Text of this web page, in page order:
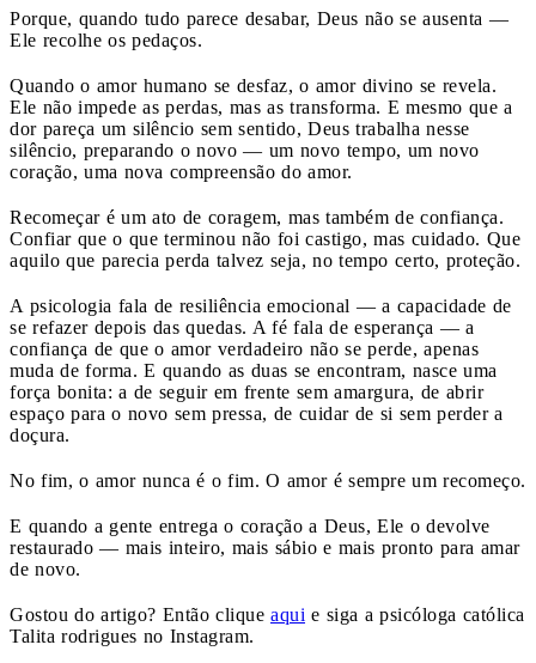
Porque, quando tudo parece desabar, Deus não se ausenta —
Ele recolhe os pedaços.
Quando o amor humano se desfaz, o amor divino se revela.
Ele não impede as perdas, mas as transforma. E mesmo que a
dor pareça um silêncio sem sentido, Deus trabalha nesse
silêncio, preparando o novo — um novo tempo, um novo
coração, uma nova compreensão do amor.
Recomeçar é um ato de coragem, mas também de confiança.
Confiar que o que terminou não foi castigo, mas cuidado. Que
aquilo que parecia perda talvez seja, no tempo certo, proteção.
A psicologia fala de resiliência emocional — a capacidade de
se refazer depois das quedas. A fé fala de esperança — a
confiança de que o amor verdadeiro não se perde, apenas
muda de forma. E quando as duas se encontram, nasce uma
força bonita: a de seguir em frente sem amargura, de abrir
espaço para o novo sem pressa, de cuidar de si sem perder a
doçura.
No fim, o amor nunca é o fim. O amor é sempre um recomeço.
E quando a gente entrega o coração a Deus, Ele o devolve
restaurado — mais inteiro, mais sábio e mais pronto para amar
de novo.
Gostou do artigo? Então clique aqui e siga a psicóloga católica
Talita rodrigues no Instagram.